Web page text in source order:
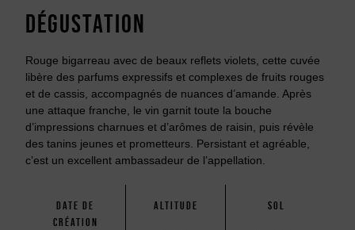
DÉGUSTATION
Rouge bigarreau avec de beaux reflets violets, cette cuvée
libère des parfums expressifs et complexes de fruits rouges
et de cassis, accompagnés de nuances d’amande. Après
une attaque franche, le vin garnit toute la bouche
d’impressions charnues et d’arômes de raisin, puis révèle
des tanins jeunes et prometteurs. Persistant et agréable,
c’est un excellent ambassadeur de l’appellation.
DATE DE
CRÉATION
ALTITUDE SOL